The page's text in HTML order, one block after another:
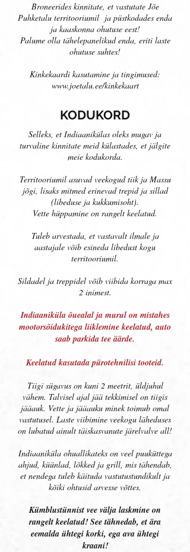
Broneerides kinnitate, et vastutate Jõe
Puhketalu territooriumil ja püstkodades enda
ja kaaskonna ohutuse eest!
Palume olla tähelepanelikud enda, eriti laste
ohutuse suhtes!
Kinkekaardi kasutamine ja tingimused:
www.joetalu.ee/kinkekaart
KODUKORD
Selleks, et Indiaanikülas oleks mugav ja
turvaline kinnitate meid külastades, et jälgite
meie kodukorda.
Territooriumil asuvad veekogud tiik ja Massu
jõgi, lisaks mitmed erinevad trepid ja sillad
(libeduse ja kukkumisoht).
Vette hüppamine on rangelt keelatud.
Tuleb arvestada, et vastavalt ilmale ja
aastajale võib esineda libedust kogu
territooriumil.
Sildadel ja treppidel võib viibida korraga max
2 inimest.
Indiaaniküla õuealal ja murul on mistahes
mootorsõidukitega liiklemine keelatud, auto
saab parkida tee äärde.
Keelatud kasutada pürotehnilisi tooteid.
Tiigi sügavus on kuni 2 meetrit, üldjuhul
vähem. Talvisel ajal jää tekkimisel on tiigis
jääauk. Vette ja jääauku minek toimub omal
vastutusel. Laste viibimine veekogu läheduses
on lubatud ainult täiskasvanute järelvalve all!
Indiaaniküla ohuallikateks on veel puuküttega
ahjud, küünlad, lõkked ja grill, mis tähendab,
et nendega tuleb käituda vastutustundikult ja
kõiki ohtusid arvesse võttes.
Kümblustünnist vee välja laskmine on
rangelt keelatud! See tähnedab, et ära
eemalda ühtegi korki, ega ava ühtegi
kraani!